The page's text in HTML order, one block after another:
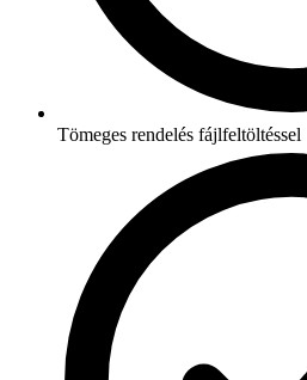
Tömeges rendelés fájlfeltöltéssel